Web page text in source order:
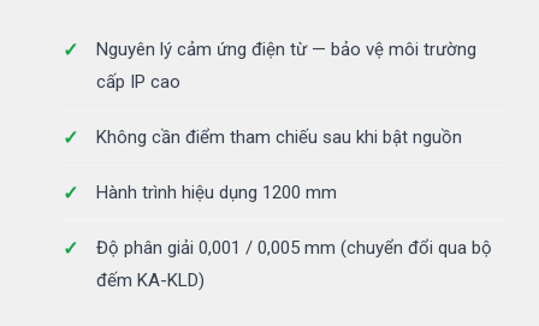
Nguyên lý cảm ứng điện từ — bảo vệ môi trường
cấp IP cao
Không cần điểm tham chiếu sau khi bật nguồn
Hành trình hiệu dụng 1200 mm
Độ phân giải 0,001 / 0,005 mm (chuyển đổi qua bộ
đếm KA-KLD)